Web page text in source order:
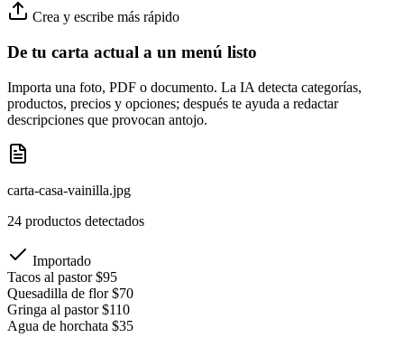
Crea y escribe más rápido
De tu carta actual a un menú listo
Importa una foto, PDF o documento. La IA detecta categorías,
productos, precios y opciones; después te ayuda a redactar
descripciones que provocan antojo.
carta-casa-vainilla.jpg
24 productos detectados
Importado
Tacos al pastor $95
Quesadilla de flor $70
Gringa al pastor $110
Agua de horchata $35